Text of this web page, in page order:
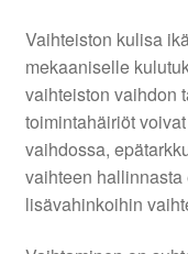
Vaihteiston kulisa
mekaaniselle
vaihteiston vaihdon
toimintahäiriöt
vaihdossa,
vaihteen
lisävahinkoihin